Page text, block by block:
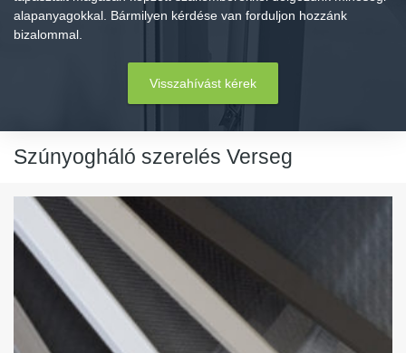
alapanyagokkal. Bármilyen kérdése van forduljon hozzánk
bizalommal.
Visszahívást kérek
Szúnyogháló szerelés Verseg